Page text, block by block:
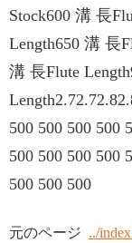
Stock600 溝 長
Length650 溝 長
溝 長Flute
500 500 500 500
500 500 500 500
500 500 500
元のページ ../